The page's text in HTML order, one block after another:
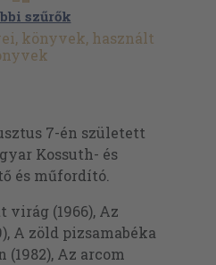
szűrők
könyvek, használt
7-én született
Kossuth- és
és műfordító.
virág (1966), Az
A zöld pizsamabéka
(1982), Az arcom